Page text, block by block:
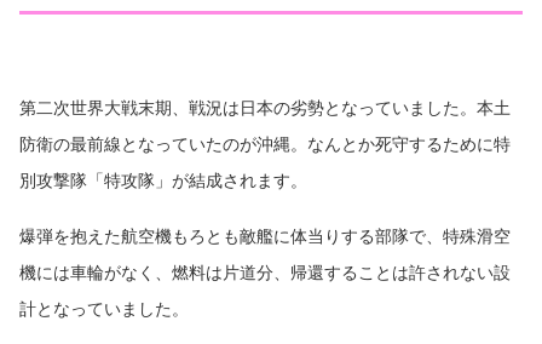
第二次世界大戦末期、戦況は日本の劣勢となっていました。本土
防衛の最前線となっていたのが沖縄。なんとか死守するために特
別攻撃隊「特攻隊」が結成されます。
爆弾を抱えた航空機もろとも敵艦に体当りする部隊で、特殊滑空
機には車輪がなく、燃料は片道分、帰還することは許されない設
計となっていました。